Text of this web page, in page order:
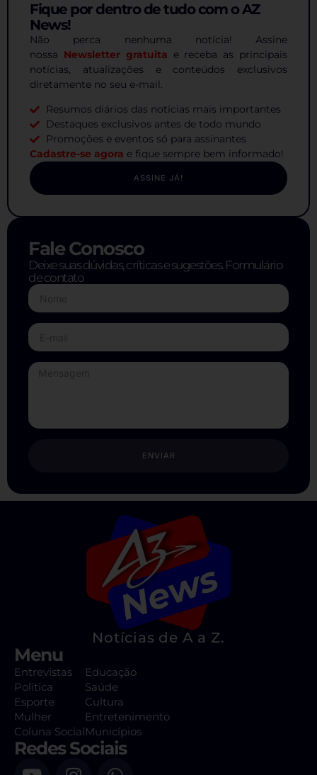
Fique por dentro de tudo com o AZ
News!
Não perca nenhuma notícia! Assine
nossa Newsletter gratuita e receba as principais
notícias, atualizações e conteúdos exclusivos
diretamente no seu e-mail.
Resumos diários das notícias mais importantes
Destaques exclusivos antes de todo mundo
Promoções e eventos só para assinantes
Cadastre-se agora e fique sempre bem informado!
ASSINE JÁ!
Fale Conosco
Deixe suas dúvidas, críticas e sugestões. Formulário
de contato
ENVIAR
Notícias de A a Z.
Menu
Entrevistas
Política
Esporte
Mulher
Coluna Social
Educação
Saúde
Cultura
Entretenimento
Municípios
Redes Sociais